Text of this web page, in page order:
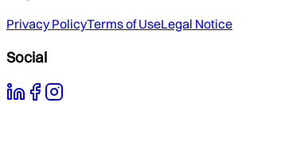
Privacy PolicyTerms of UseLegal Notice
Social